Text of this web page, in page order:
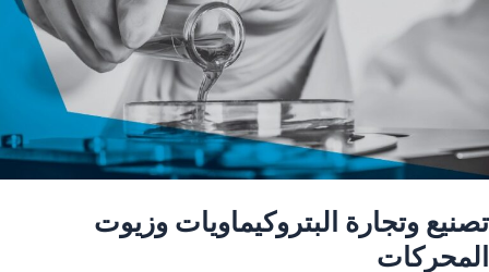
تصنيع وتجارة البتروكيماويات وزيوت
المحركات